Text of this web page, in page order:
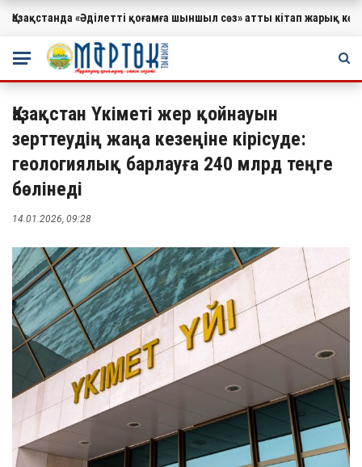
МАҢЫЗДЫ
Қазақстанда «Әділетті қоғамға шыншыл сөз» атты кітап жарық
Қазақстан Үкіметі жер қойнауын
зерттеудің жаңа кезеңіне кірісуде:
геологиялық барлауға 240 млрд теңге
бөлінеді
14.01.2026, 09:28